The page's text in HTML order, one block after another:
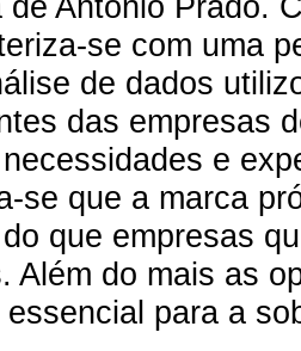
se com uma
de dados
das empresas
e
se que a marca
que empresas
Além do mais as
para a